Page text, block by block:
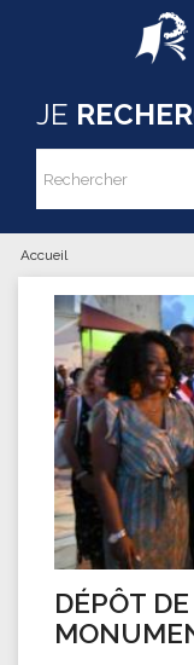
Aller au contenu principal
JE
Rechercher
Vous êtes
Accueil
DÉPÔT